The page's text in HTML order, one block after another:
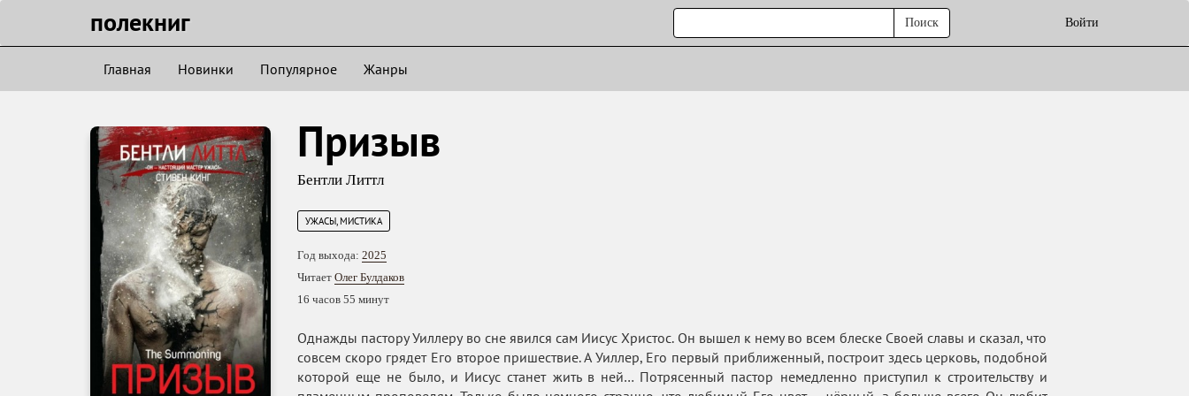
полекниг Войти
Поиск
Главная Новинки Популярное Жанры
Призыв
Бентли Литтл
УЖАСЫ, МИСТИКА
Год выхода: 2025
Читает Олег Булдаков
16 часов 55 минут
Однажды пастору Уиллеру во сне явился сам Иисус Христос. Он вышел к нему во всем блеске Своей славы и сказал, что
совсем скоро грядет Его второе пришествие. А Уиллер, Его первый приближенный, построит здесь церковь, подобной
которой еще не было, и Иисус станет жить в ней… Потрясенный пастор немедленно приступил к строительству и